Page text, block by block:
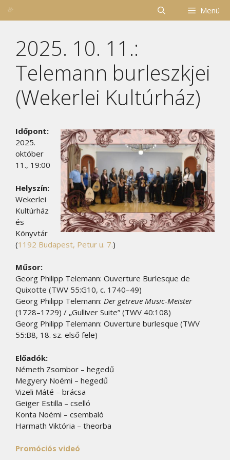
Kilépés
Menü
2025. 10. 11.:
Telemann burleszkjei
(Wekerlei Kultúrház)
Időpont:
2025.
október
11., 19:00
Helyszín:
Wekerlei
Kultúrház
és
Könyvtár
(1192 Budapest, Petur u. 7.)
Műsor:
Georg Philipp Telemann: Ouverture Burlesque de
Quixotte (TWV 55:G10, c. 1740–49)
Georg Philipp Telemann: Der getreue Music-Meister
(1728–1729) / „Gulliver Suite” (TWV 40:108)
Georg Philipp Telemann: Ouverture burlesque (TWV
55:B8, 18. sz. első fele)
Előadók:
Németh Zsombor – hegedű
Megyery Noémi – hegedű
Vizeli Máté – brácsa
Geiger Estilla – cselló
Konta Noémi – csembaló
Harmath Viktória – theorba
Promóciós videó